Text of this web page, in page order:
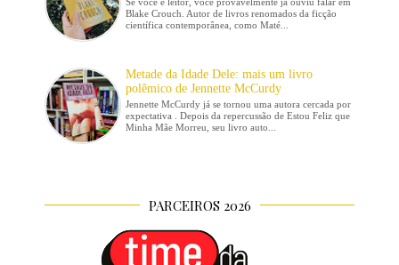
Blake Crouch. Autor de livros renomados da ficção
científica contemporânea, como Maté...
Metade da Idade Dele: mais um livro
polêmico de Jennette McCurdy
Jennette McCurdy já se tornou uma autora cercada por
expectativa . Depois da repercussão de Estou Feliz que
Minha Mãe Morreu, seu livro auto...
PARCEIROS 2026